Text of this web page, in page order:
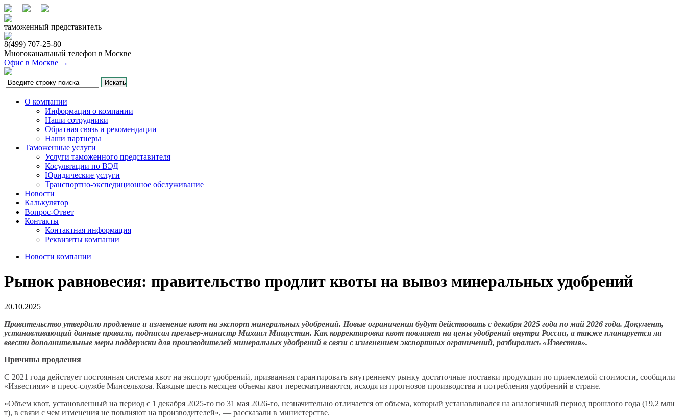
таможенный представитель
8(499) 707-25-80
Многоканальный телефон в Москве
Офис в Москве →
О компании
Информация о компании
Наши сотрудники
Обратная связь и рекомендации
Наши партнеры
Таможенные услуги
Услуги таможенного представителя
Косультации по ВЭД
Юридические услуги
Транспортно-экспедиционное обслуживание
Новости
Калькулятор
Вопрос-Ответ
Контакты
Контактная информация
Реквизиты компании
Новости компании
Рынок равновесия: правительство продлит квоты на вывоз минеральных удобрений
20.10.2025
Правительство утвердило продление и изменение квот на экспорт минеральных удобрений. Новые ограничения будут действовать с декабря 2025 года по май 2026 года. Документ,
устанавливающий данные правила, подписал премьер-министр Михаил Мишустин. Как корректировка квот повлияет на цены удобрений внутри России, а также планируется ли
ввести дополнительные меры поддержки для производителей минеральных удобрений в связи с изменением экспортных ограничений, разбирались «Известия».
Причины продления
С 2021 года действует постоянная система квот на экспорт удобрений, призванная гарантировать внутреннему рынку достаточные поставки продукции по приемлемой стоимости, сообщили
«Известиям» в пресс-службе Минсельхоза. Каждые шесть месяцев объемы квот пересматриваются, исходя из прогнозов производства и потребления удобрений в стране.
«Объем квот, установленный на период с 1 декабря 2025-го по 31 мая 2026-го, незначительно отличается от объема, который устанавливался на аналогичный период прошлого года (19,2 млн
т), в связи с чем изменения не повлияют на производителей», — рассказали в министерстве.